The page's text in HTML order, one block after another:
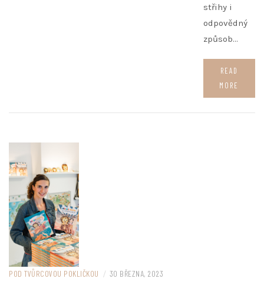
střihy i
odpovědný
způsob…
READ
MORE
POD TVŮRCOVOU POKLIČKOU / 30 BŘEZNA, 2023